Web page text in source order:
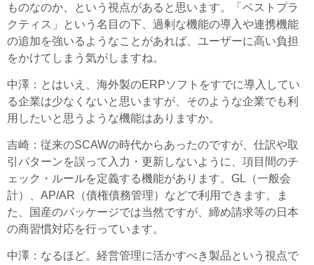
ものなのか、という視点があると思います。「ベストプラ
クティス」という名目の下、過剰な機能の導入や連携機能
の追加を強いるようなことがあれば、ユーザーに高い負担
をかけてしまう気がしますね。
中澤 ：とはいえ、海外製のERPソフトをすでに導入してい
る企業は少なくないと思いますが、そのような企業でも利
用したいと思うような機能はありますか。
吉崎 ：従来のSCAWの時代からあったのですが、仕訳や取
引パターンを誤って入力・更新しないように、項目間のチ
ェック・ルールを定義する機能があります。GL（一般会
計）、AP/AR（債権債務管理）などで利用できます。ま
た、国産のパッケージでは当然ですが、締め請求等の日本
の商習慣対応を行っています。
中澤 ：なるほど。経営管理に活かすべき製品という視点で